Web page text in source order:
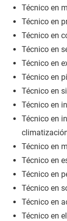
Técnico en
Técnico en
Técnico en
Técnico en
Técnico en
Técnico en
Técnico en
Técnico en
Técnico en
Técnico en
Técnico en
Técnico en
Técnico en
Técnico en
Técnico en